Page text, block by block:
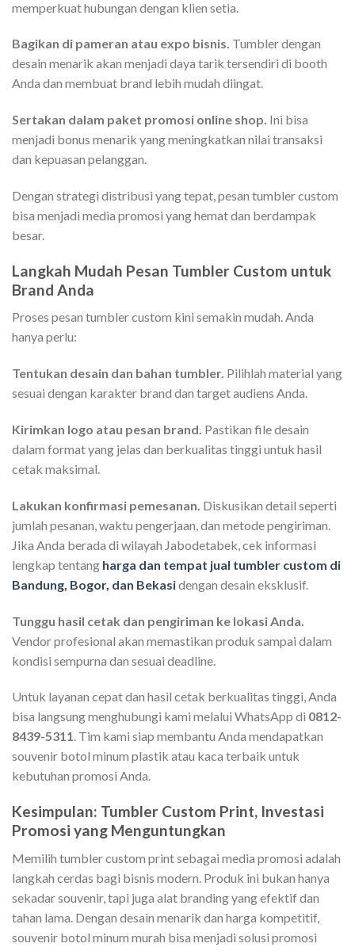
memperkuat hubungan dengan klien setia.
Bagikan di pameran atau expo bisnis. Tumbler dengan
desain menarik akan menjadi daya tarik tersendiri di booth
Anda dan membuat brand lebih mudah diingat.
Sertakan dalam paket promosi online shop. Ini bisa
menjadi bonus menarik yang meningkatkan nilai transaksi
dan kepuasan pelanggan.
Dengan strategi distribusi yang tepat, pesan tumbler custom
bisa menjadi media promosi yang hemat dan berdampak
besar.
Langkah Mudah Pesan Tumbler Custom untuk
Brand Anda
Proses pesan tumbler custom kini semakin mudah. Anda
hanya perlu:
Tentukan desain dan bahan tumbler. Pilihlah material yang
sesuai dengan karakter brand dan target audiens Anda.
Kirimkan logo atau pesan brand. Pastikan file desain
dalam format yang jelas dan berkualitas tinggi untuk hasil
cetak maksimal.
Lakukan konfirmasi pemesanan. Diskusikan detail seperti
jumlah pesanan, waktu pengerjaan, dan metode pengiriman.
Jika Anda berada di wilayah Jabodetabek, cek informasi
lengkap tentang harga dan tempat jual tumbler custom di
Bandung, Bogor, dan Bekasidengan desain eksklusif.
Tunggu hasil cetak dan pengiriman ke lokasi Anda.
Vendor profesional akan memastikan produk sampai dalam
kondisi sempurna dan sesuai deadline.
Untuk layanan cepat dan hasil cetak berkualitas tinggi, Anda
bisa langsung menghubungi kami melalui WhatsApp di 0812-
8439-5311. Tim kami siap membantu Anda mendapatkan
souvenir botol minum plastik atau kaca terbaik untuk
kebutuhan promosi Anda.
Kesimpulan: Tumbler Custom Print, Investasi
Promosi yang Menguntungkan
Memilih tumbler custom print sebagai media promosi adalah
langkah cerdas bagi bisnis modern. Produk ini bukan hanya
sekadar souvenir, tapi juga alat branding yang efektif dan
tahan lama. Dengan desain menarik dan harga kompetitif,
souvenir botol minum murah bisa menjadi solusi promosi